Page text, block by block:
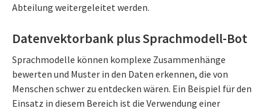
Abteilung weitergeleitet werden.
Datenvektorbank plus Sprachmodell-Bot
Sprachmodelle können komplexe Zusammenhänge
bewerten und Muster in den Daten erkennen, die von
Menschen schwer zu entdecken wären. Ein Beispiel für den
Einsatz in diesem Bereich ist die Verwendung einer